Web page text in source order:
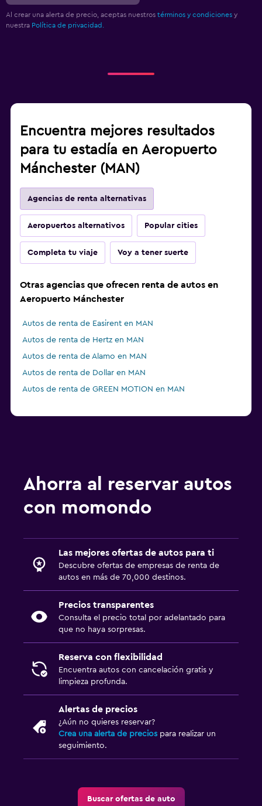
Al crear una alerta de precio, aceptas nuestros términos y condiciones y
nuestra Política de privacidad.
Encuentra mejores resultados
para tu estadía en Aeropuerto
Mánchester (MAN)
Agencias de renta alternativas
Aeropuertos alternativos Popular cities
Completa tu viaje Voy a tener suerte
Otras agencias que ofrecen renta de autos en
Aeropuerto Mánchester
Autos de renta de Easirent en MAN
Autos de renta de Hertz en MAN
Autos de renta de Alamo en MAN
Autos de renta de Dollar en MAN
Autos de renta de GREEN MOTION en MAN
Ahorra al reservar autos
con momondo
Las mejores ofertas de autos para ti
Descubre ofertas de empresas de renta de
autos en más de 70,000 destinos.
Precios transparentes
Consulta el precio total por adelantado para
que no haya sorpresas.
Reserva con flexibilidad
Encuentra autos con cancelación gratis y
limpieza profunda.
Alertas de precios
¿Aún no quieres reservar?
Crea una alerta de precios para realizar un
seguimiento.
Buscar ofertas de auto